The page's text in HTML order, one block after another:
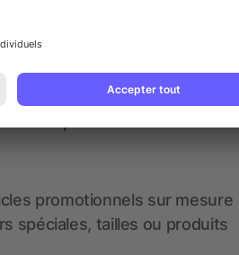
? allbranded
promotionnels avant la
promotionnels sur mesure
spéciales, tailles ou produits